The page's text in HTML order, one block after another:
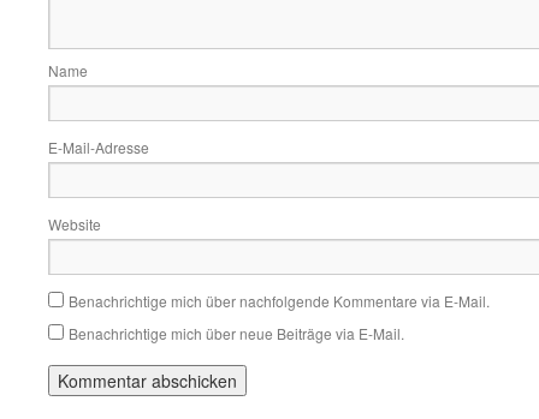
Name
E-Mail-Adresse
Website
Benachrichtige mich über nachfolgende Kommentare via E-Mail.
Benachrichtige mich über neue Beiträge via E-Mail.